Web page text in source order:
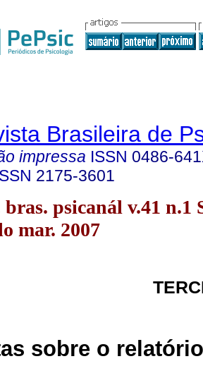
Brasileira de
impressa ISSN 0486-
2175-3601
bras. psicanál v.41 n.1
mar. 2007
sobre o